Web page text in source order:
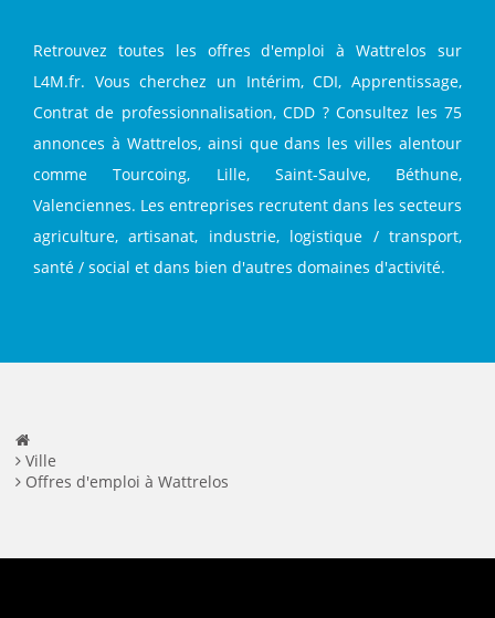
Retrouvez toutes les offres d'emploi à Wattrelos sur
L4M.fr. Vous cherchez un Intérim, CDI, Apprentissage,
Contrat de professionnalisation, CDD ? Consultez les 75
annonces à Wattrelos, ainsi que dans les villes alentour
comme Tourcoing, Lille, Saint-Saulve, Béthune,
Valenciennes. Les entreprises recrutent dans les secteurs
agriculture, artisanat, industrie, logistique / transport,
santé / social et dans bien d'autres domaines d'activité.
Ville
Offres d'emploi à Wattrelos